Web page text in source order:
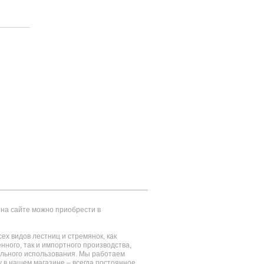
сайте можно приобрести в
видов лестниц и стремянок, как
так и импортного производства,
использования. Мы работаем